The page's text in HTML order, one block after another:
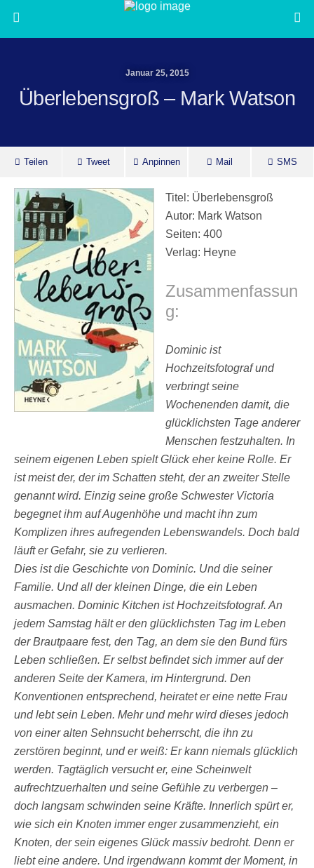
Januar 25, 2015
Überlebensgroß – Mark Watson
Teilen Tweet Anpinnen Mail SMS
Titel: Überlebensgroß
Autor: Mark Watson
Seiten: 400
Verlag: Heyne
Zusammenfassun
g:
Dominic ist
Hochzeitsfotograf und
verbringt seine
Wochenenden damit, die
glücklichsten Tage anderer
Menschen festzuhalten. In
seinem eigenen Leben spielt Glück eher keine Rolle. Er
ist meist der, der im Schatten steht, der an zweiter Stelle
genannt wird. Einzig seine große Schwester Victoria
begegnet ihm auf Augenhöhe und macht ihn zum
Komplizen ihres aufregenden Lebenswandels. Doch bald
läuft er Gefahr, sie zu verlieren.
Dies ist die Geschichte von Dominic. Und die seiner
Familie. Und all der kleinen Dinge, die ein Leben
ausmachen. Dominic Kitchen ist Hochzeitsfotograf. An
jedem Samstag hält er den glücklichsten Tag im Leben
der Brautpaare fest, den Tag, an dem sie den Bund fürs
Leben schließen. Er selbst befindet sich immer auf der
anderen Seite der Kamera, im Hintergrund. Den
Konventionen entsprechend, heiratet er eine nette Frau
und lebt sein Leben. Mehr und mehr wird dieses jedoch
von einer alten Sehnsucht beherrscht, die ihn zu
zerstören beginnt, und er weiß: Er kann niemals glücklich
werden. Tagtäglich versucht er, eine Scheinwelt
aufrechtzuerhalten und seine Gefühle zu verbergen –
doch langsam schwinden seine Kräfte. Innerlich spürt er,
wie sich ein Knoten immer enger zusammenzieht, ein
Knoten, der sein eigenes Glück massiv bedroht. Denn er
liebt eine andere. Und irgendwann kommt der Moment, in